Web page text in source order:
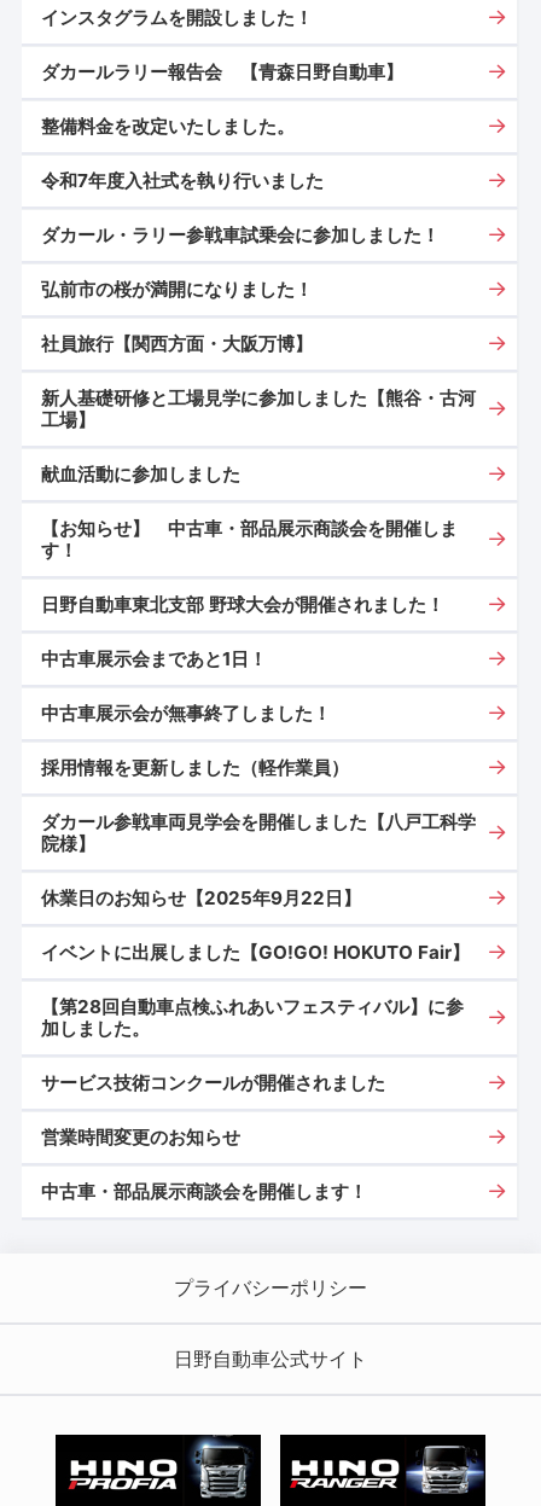
インスタグラムを開設しました！
ダカールラリー報告会 【青森日野自動車】
整備料金を改定いたしました。
令和7年度入社式を執り行いました
ダカール・ラリー参戦車試乗会に参加しました！
弘前市の桜が満開になりました！
社員旅行【関西方面・大阪万博】
新人基礎研修と工場見学に参加しました【熊谷・古河
工場】
献血活動に参加しました
【お知らせ】 中古車・部品展示商談会を開催しま
す！
日野自動車東北支部 野球大会が開催されました！
中古車展示会まであと1日！
中古車展示会が無事終了しました！
採用情報を更新しました（軽作業員）
ダカール参戦車両見学会を開催しました【八戸工科学
院様】
休業日のお知らせ【2025年9月22日】
イベントに出展しました【GO!GO! HOKUTO Fair】
【第28回自動車点検ふれあいフェスティバル】に参
加しました。
サービス技術コンクールが開催されました
営業時間変更のお知らせ
中古車・部品展示商談会を開催します！
プライバシーポリシー
日野自動車公式サイト